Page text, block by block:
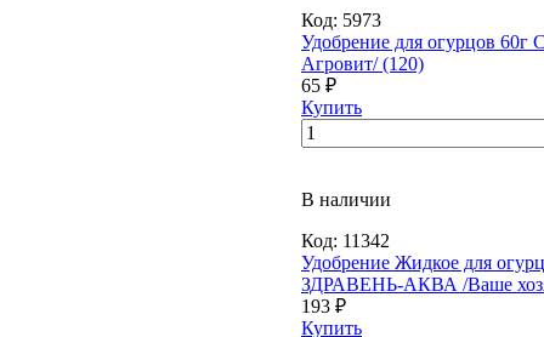
Код: 5973
Удобрение для огурцов 60г
Агровит/ (120)
65 ₽
Купить
В наличии
Код: 11342
Удобрение Жидкое для
ЗДРАВЕНЬ-АКВА /Ваше
193 ₽
Купить